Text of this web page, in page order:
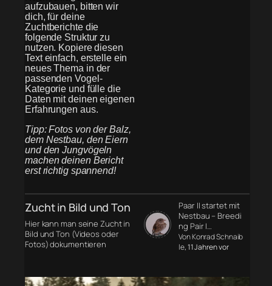
aufzubauen, bitten wir
dich, für deine
Zuchtberichte die
folgende Struktur zu
nutzen. Kopiere diesen
Text einfach, erstelle ein
neues Thema in der
passenden Vogel-
Kategorie und fülle die
Daten mit deinen eigenen
Erfahrungen aus.
Tipp: Fotos von der Balz,
dem Nestbau, den Eiern
und den Jungvögeln
machen deinen Bericht
erst richtig spannend!
Zucht in Bild und Ton
Hier kann man seine Zucht in
Bild und Ton (Videos oder
Fotos) dokumentieren
Paar II startet mit
Nestbau – Breedi
ng Pair I…
Von Konrad Schnaib
le, 11 Jahren vor